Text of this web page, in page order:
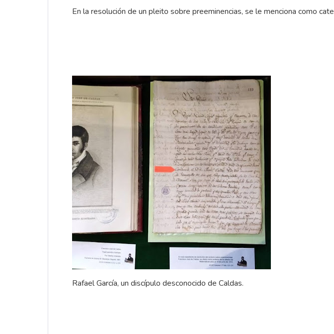
En la resolución de un pleito sobre preeminencias, se le menciona como
Rafael García, un discípulo desconocido de Caldas.